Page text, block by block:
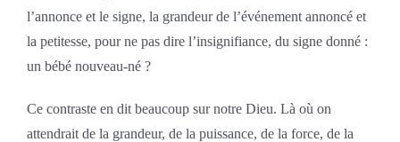
l’annonce et le signe, la grandeur de l’événement annoncé et
la petitesse, pour ne pas dire l’insignifiance, du signe donné :
un bébé nouveau-né ?
Ce contraste en dit beaucoup sur notre Dieu. Là où on
attendrait de la grandeur, de la puissance, de la force, de la